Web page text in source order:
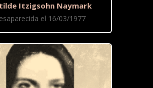
Itzigsohn Naymark
el 16/03/1977